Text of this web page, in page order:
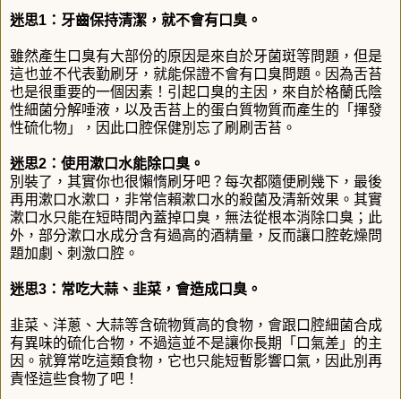
迷思1：牙齒保持清潔，就不會有口臭。
雖然產生口臭有大部份的原因是來自於牙菌斑等問題，但是
這也並不代表勤刷牙，就能保證不會有口臭問題。因為舌苔
也是很重要的一個因素！引起口臭的主因，來自於格蘭氏陰
性細菌分解唾液，以及舌苔上的蛋白質物質而產生的「揮發
性硫化物」，因此口腔保健別忘了刷刷舌苔。
迷思2：使用漱口水能除口臭。
別裝了，其實你也很懶惰刷牙吧？每次都隨便刷幾下，最後
再用漱口水漱口，非常信賴漱口水的殺菌及清新效果。其實
漱口水只能在短時間內蓋掉口臭，無法從根本消除口臭；此
外，部分漱口水成分含有過高的酒精量，反而讓口腔乾燥問
題加劇、刺激口腔。
迷思3：常吃大蒜、韭菜，會造成口臭。
韭菜、洋蔥、大蒜等含硫物質高的食物，會跟口腔細菌合成
有異味的硫化合物，不過這並不是讓你長期「口氣差」的主
因。就算常吃這類食物，它也只能短暫影響口氣，因此別再
責怪這些食物了吧！